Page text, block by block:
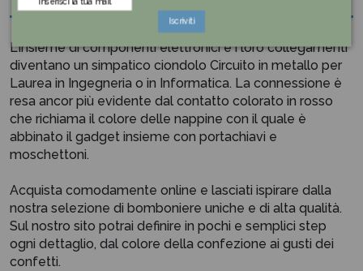
L'insieme di componenti elettronici e i loro collegamenti
diventano un simpatico ciondolo Circuito in metallo per
Laurea in Ingegneria o in Informatica. La connessione è
resa ancor più evidente dal contatto colorato in rosso
che richiama il colore delle nappine con il quale è
abbinato il gadget insieme con portachiavi e
moschettoni.
Acquista comodamente online e lasciati ispirare dalla
nostra selezione di bomboniere uniche e di alta qualità.
Sul nostro sito potrai definire in pochi e semplici step
ogni dettaglio, dal colore della confezione ai gusti dei
confetti.
Iscriviti